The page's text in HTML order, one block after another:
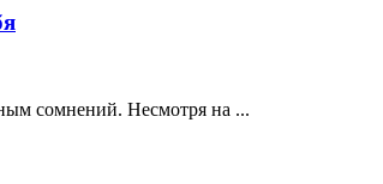
сомнений. Несмотря на ...